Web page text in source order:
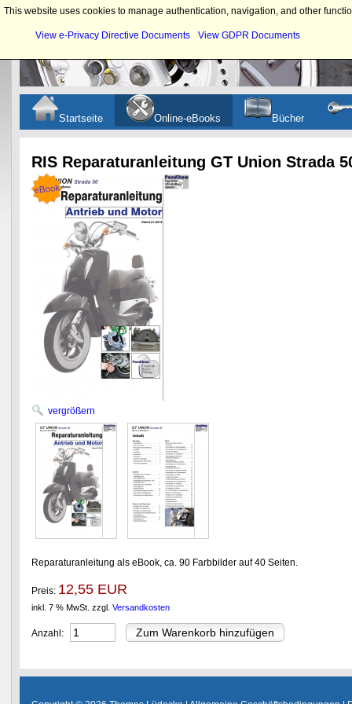
Startseite Online-eBooks Bücher
RIS Reparaturanleitung GT Union Strada
vergrößern
Reparaturanleitung als eBook, ca. 90 Farbbilder auf 40 Seiten.
Preis: 12,55 EUR
inkl. 7 % MwSt. zzgl. Versandkosten
Anzahl:
This website uses cookies to manage authentication, navigation, and other
View e-Privacy Directive Documents View GDPR Documents